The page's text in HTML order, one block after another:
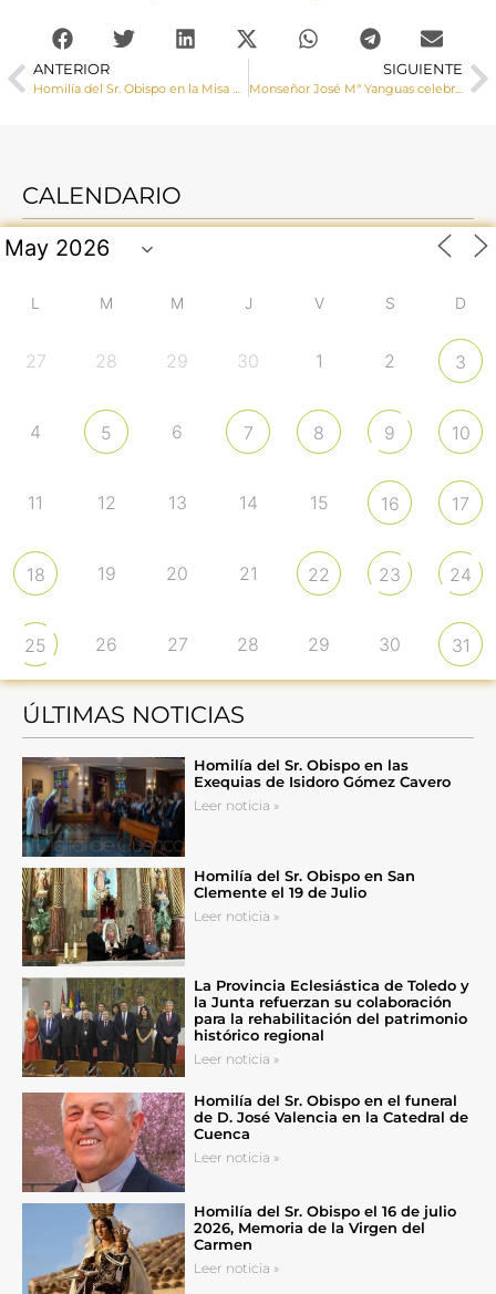
ANTERIOR
Homilía del Sr. Obispo en la Misa del Centenario de la Coronación de la Virgen de la Loma de Campillo de Altobuey
SIGUIENTE
Monseñor José Mª Yanguas celebra una Misa y un acto de reparación en la ermita de la Virgen de Ribatajada
CALENDARIO
L M M J V S D
27 28 29 30 1 2 3
4 5 6 7 8 9 10
11 12 13 14 15 16 17
18 19 20 21 22 23 24
25 26 27 28 29 30 31
ÚLTIMAS NOTICIAS
Homilía del Sr. Obispo en las
Exequias de Isidoro Gómez Cavero
Leer noticia »
Homilía del Sr. Obispo en San
Clemente el 19 de Julio
Leer noticia »
La Provincia Eclesiástica de Toledo y
la Junta refuerzan su colaboración
para la rehabilitación del patrimonio
histórico regional
Leer noticia »
Homilía del Sr. Obispo en el funeral
de D. José Valencia en la Catedral de
Cuenca
Leer noticia »
Homilía del Sr. Obispo el 16 de julio
2026, Memoria de la Virgen del
Carmen
Leer noticia »